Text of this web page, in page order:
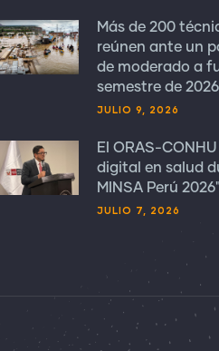
Más de 200
reúnen ante un
de moderado a
semestre de 2026
JULIO 9, 2026
El ORAS-
digital en salud
MINSA Perú 2026"
JULIO 7, 2026